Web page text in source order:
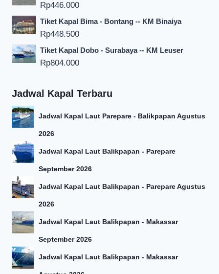
Rp446.000
Tiket Kapal Bima - Bontang -- KM Binaiya
Rp448.500
Tiket Kapal Dobo - Surabaya -- KM Leuser
Rp804.000
Jadwal Kapal Terbaru
Jadwal Kapal Laut Parepare - Balikpapan Agustus
2026
Jadwal Kapal Laut Balikpapan - Parepare
September 2026
Jadwal Kapal Laut Balikpapan - Parepare Agustus
2026
Jadwal Kapal Laut Balikpapan - Makassar
September 2026
Jadwal Kapal Laut Balikpapan - Makassar